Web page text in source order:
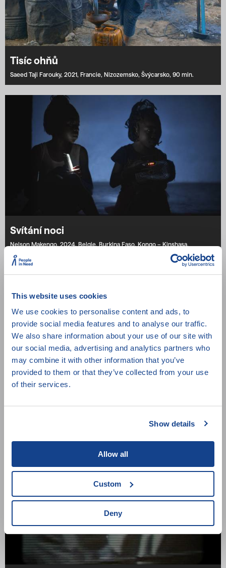
This website uses cookies
We use cookies to personalise content and ads, to
provide social media features and to analyse our traffic.
We also share information about your use of our site with
our social media, advertising and analytics partners who
may combine it with other information that you’ve
provided to them or that they’ve collected from your use
of their services.
Show details
Allow all
Custom
Deny
Tisíc ohňů
Saeed Taji Farouky, 2021, Francie, Nizozemsko, Švýcarsko, 90 min.
Svítání noci
Nelson Makengo, 2024, Belgie, Burkina Faso, Kongo – Kinshasa,
Německo,
Stop Time